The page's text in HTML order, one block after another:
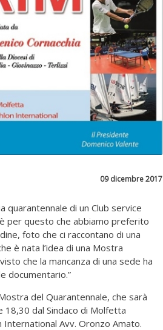
09 dicembre 2017
quarantennale di un Club service
per questo che abbiamo preferito
foto che ci raccontano di una
è nata l’idea di una Mostra
che la mancanza di una sede ha
documentario.”
del Quarantennale, che sarà
18,30 dal Sindaco di Molfetta
Avv. Oronzo Amato.